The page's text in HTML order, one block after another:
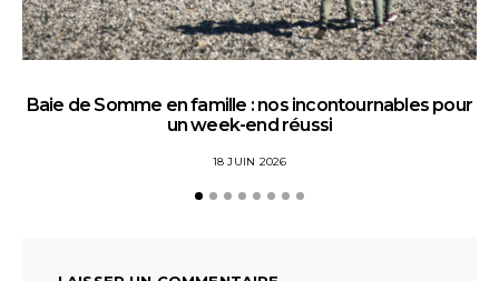
Baie de Somme en famille : nos incontournables pour
un week-end réussi
18 JUIN 2026